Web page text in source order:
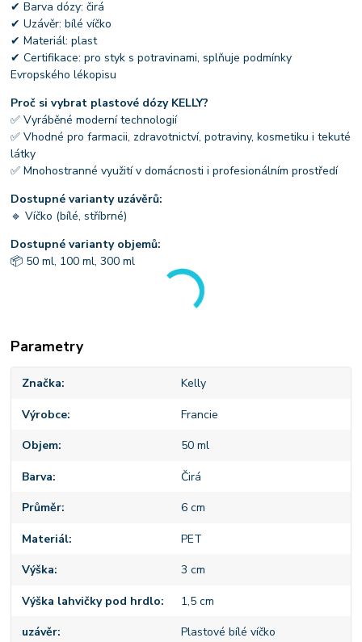
✔ Barva dózy: čirá
✔ Uzávěr: bílé víčko
✔ Materiál: plast
✔ Certifikace: pro styk s potravinami, splňuje podmínky
Evropského lékopisu
Proč si vybrat plastové dózy KELLY?
✅ Vyráběné moderní technologií
✅ Vhodné pro farmacii, zdravotnictví, potraviny, kosmetiku i tekuté
látky
✅ Mnohostranné využití v domácnosti i profesionálním prostředí
Dostupné varianty uzávěrů:
🔹 Víčko (bílé, stříbrné)
Dostupné varianty objemů:
📦 50 ml, 100 ml, 300 ml
Parametry
Značka Kelly
Výrobce Francie
Objem 50 ml
Barva Čirá
Průměr 6 cm
Materiál PET
Výška 3 cm
Výška lahvičky pod hrdlo 1,5 cm
uzávěr Plastové bílé víčko